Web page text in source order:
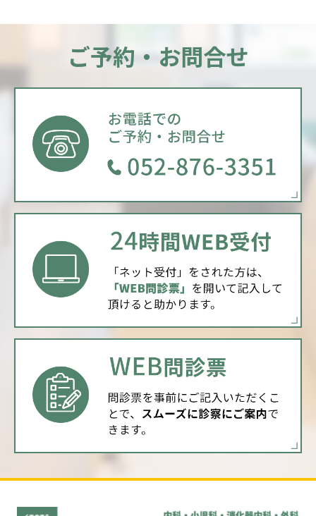
ご予約・お問合せ